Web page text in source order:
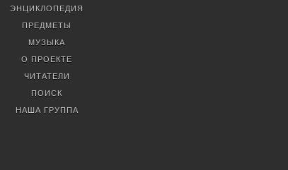
ЭНЦИКЛОПЕДИЯ
ПРЕДМЕТЫ
МУЗЫКА
О ПРОЕКТЕ
ЧИТАТЕЛИ
ПОИСК
НАША ГРУППА